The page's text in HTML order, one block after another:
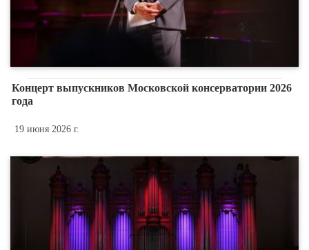
Концерт выпускников Московской консерватории 2026
года
19 июня 2026 г.